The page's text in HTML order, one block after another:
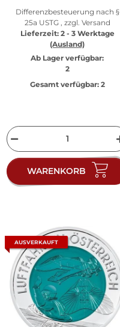
Differenzbesteuerung nach §
25a USTG , zzgl. Versand
Lieferzeit: 2 - 3 Werktage
(Ausland)
Ab Lager verfügbar:
2
Gesamt verfügbar:2
WARENKORB
AUSVERKAUFT